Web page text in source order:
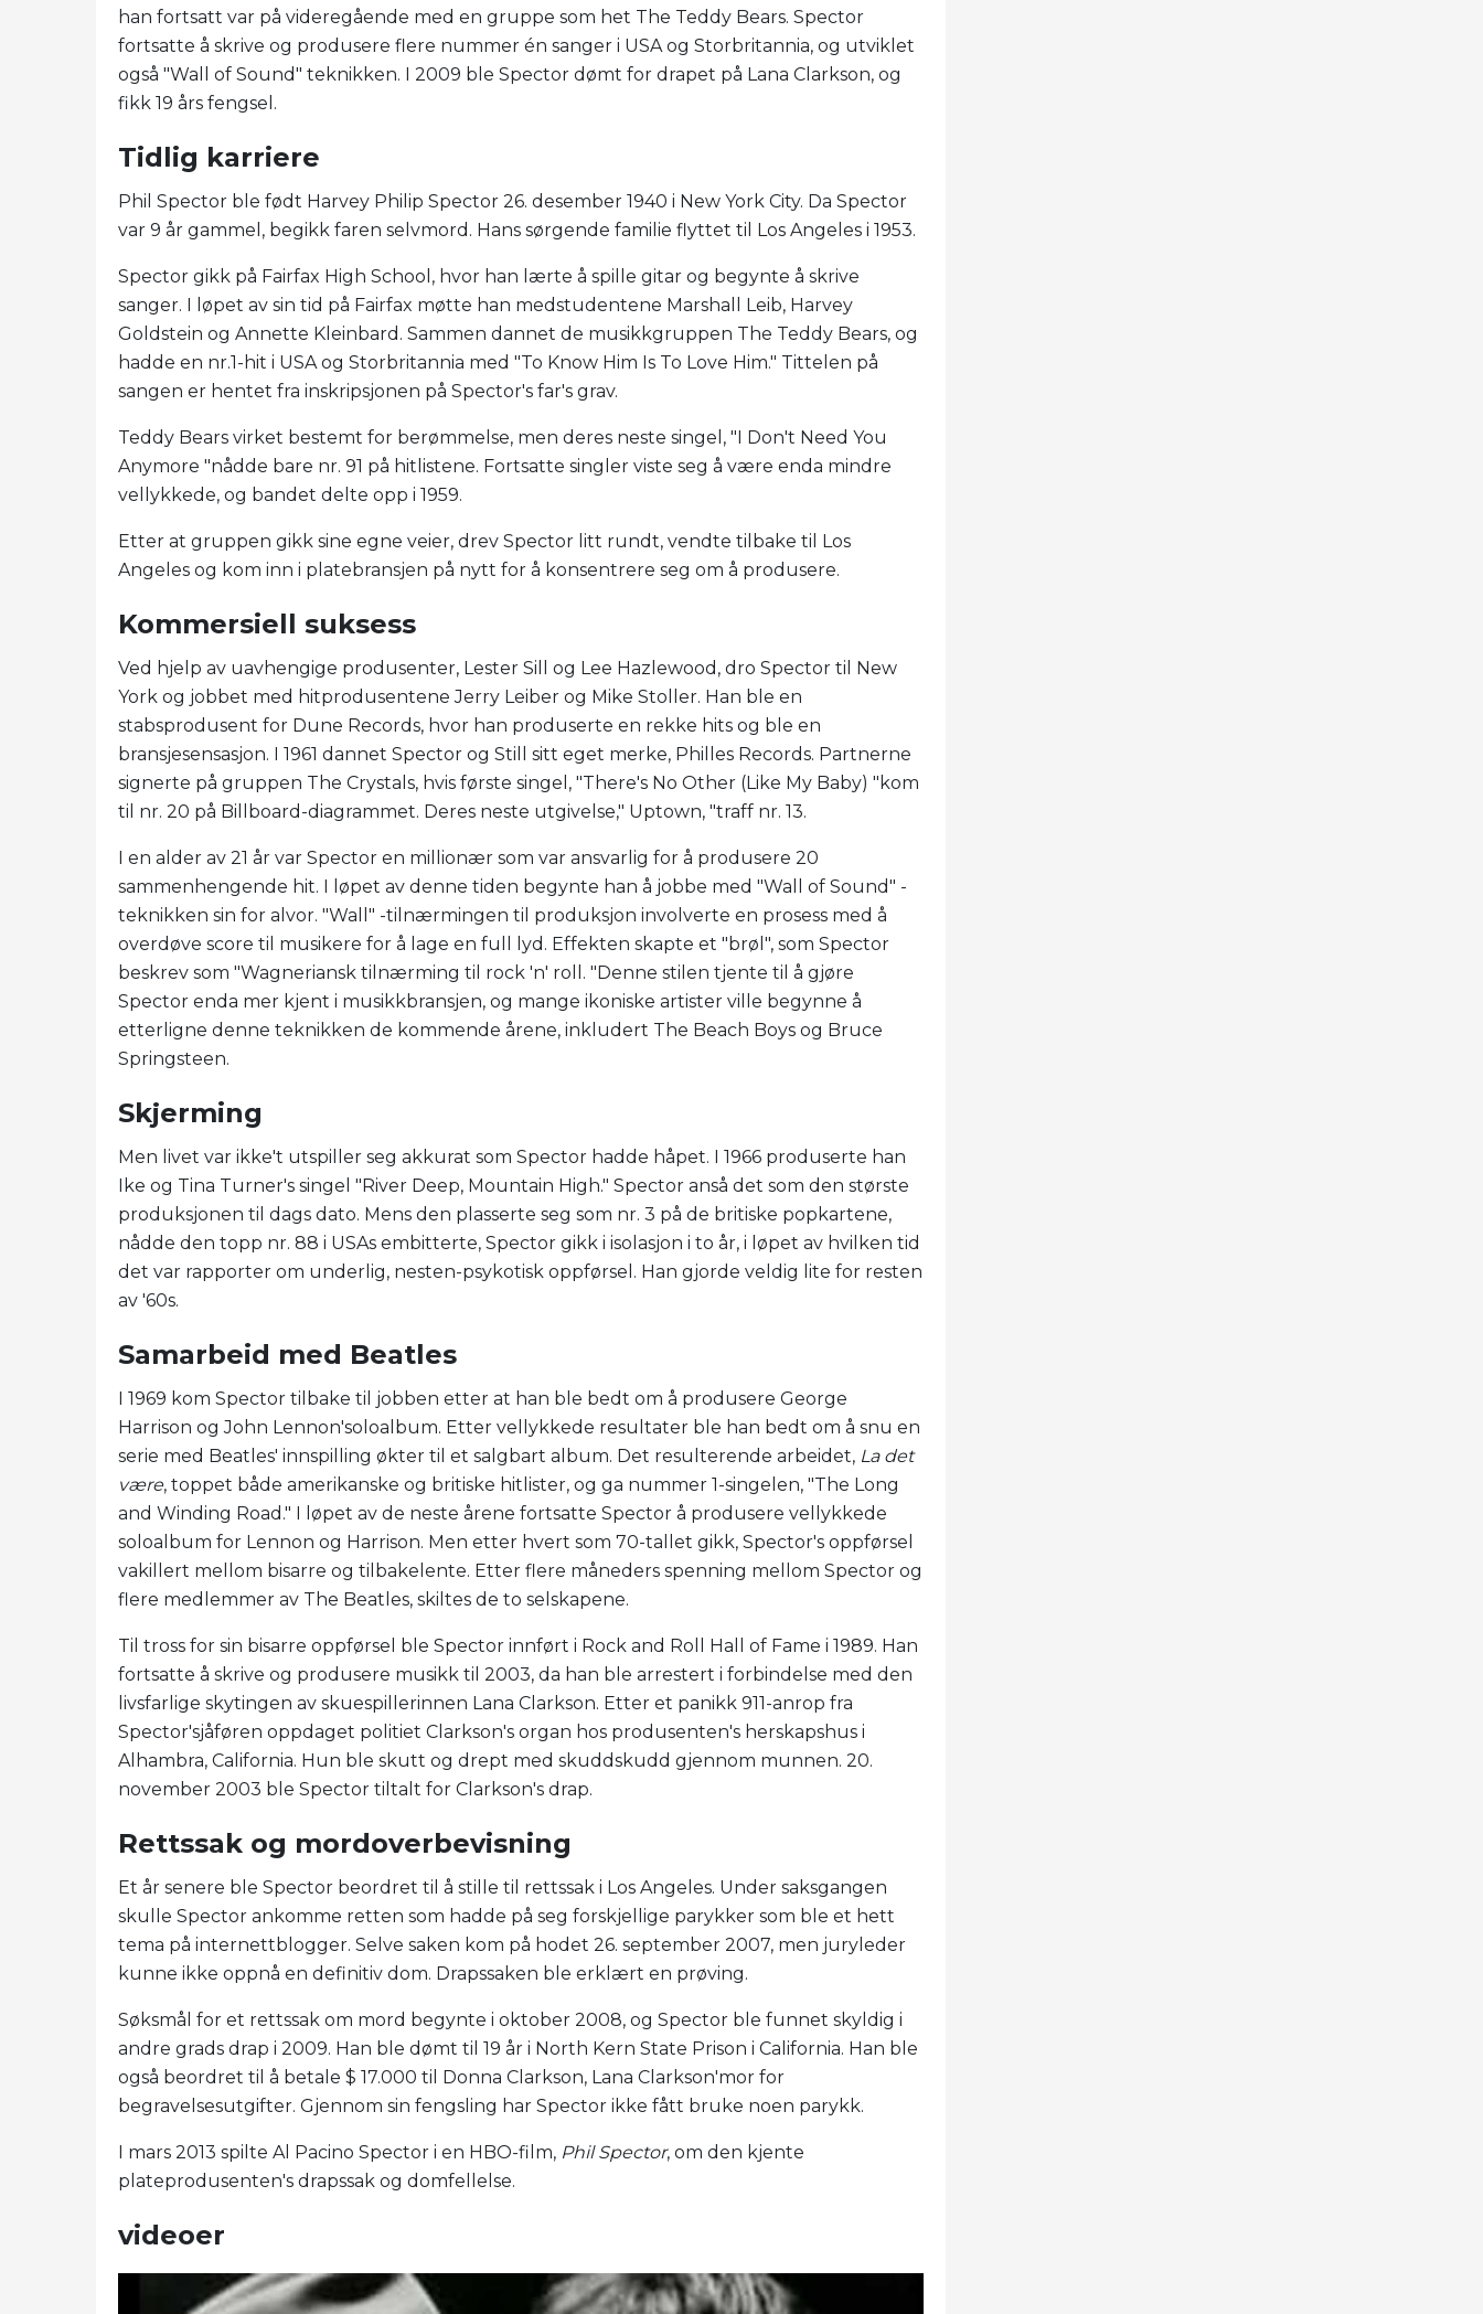
han fortsatt var på videregående med en gruppe som het The Teddy Bears. Spector
fortsatte å skrive og produsere flere nummer én sanger i USA og Storbritannia, og utviklet
også "Wall of Sound" teknikken. I 2009 ble Spector dømt for drapet på Lana Clarkson, og
fikk 19 års fengsel.
Tidlig karriere
Phil Spector ble født Harvey Philip Spector 26. desember 1940 i New York City. Da Spector
var 9 år gammel, begikk faren selvmord. Hans sørgende familie flyttet til Los Angeles i 1953.
Spector gikk på Fairfax High School, hvor han lærte å spille gitar og begynte å skrive
sanger. I løpet av sin tid på Fairfax møtte han medstudentene Marshall Leib, Harvey
Goldstein og Annette Kleinbard. Sammen dannet de musikkgruppen The Teddy Bears, og
hadde en nr.1-hit i USA og Storbritannia med "To Know Him Is To Love Him." Tittelen på
sangen er hentet fra inskripsjonen på Spector's far's grav.
Teddy Bears virket bestemt for berømmelse, men deres neste singel, "I Don't Need You
Anymore "nådde bare nr. 91 på hitlistene. Fortsatte singler viste seg å være enda mindre
vellykkede, og bandet delte opp i 1959.
Etter at gruppen gikk sine egne veier, drev Spector litt rundt, vendte tilbake til Los
Angeles og kom inn i platebransjen på nytt for å konsentrere seg om å produsere.
Kommersiell suksess
Ved hjelp av uavhengige produsenter, Lester Sill og Lee Hazlewood, dro Spector til New
York og jobbet med hitprodusentene Jerry Leiber og Mike Stoller. Han ble en
stabsprodusent for Dune Records, hvor han produserte en rekke hits og ble en
bransjesensasjon. I 1961 dannet Spector og Still sitt eget merke, Philles Records. Partnerne
signerte på gruppen The Crystals, hvis første singel, "There's No Other (Like My Baby) "kom
til nr. 20 på Billboard-diagrammet. Deres neste utgivelse," Uptown, "traff nr. 13.
I en alder av 21 år var Spector en millionær som var ansvarlig for å produsere 20
sammenhengende hit. I løpet av denne tiden begynte han å jobbe med "Wall of Sound" -
teknikken sin for alvor. "Wall" -tilnærmingen til produksjon involverte en prosess med å
overdøve score til musikere for å lage en full lyd. Effekten skapte et "brøl", som Spector
beskrev som "Wagneriansk tilnærming til rock 'n' roll. "Denne stilen tjente til å gjøre
Spector enda mer kjent i musikkbransjen, og mange ikoniske artister ville begynne å
etterligne denne teknikken de kommende årene, inkludert The Beach Boys og Bruce
Springsteen.
Skjerming
Men livet var ikke't utspiller seg akkurat som Spector hadde håpet. I 1966 produserte han
Ike og Tina Turner's singel "River Deep, Mountain High." Spector anså det som den største
produksjonen til dags dato. Mens den plasserte seg som nr. 3 på de britiske popkartene,
nådde den topp nr. 88 i USAs embitterte, Spector gikk i isolasjon i to år, i løpet av hvilken tid
det var rapporter om underlig, nesten-psykotisk oppførsel. Han gjorde veldig lite for resten
av '60s.
Samarbeid med Beatles
I 1969 kom Spector tilbake til jobben etter at han ble bedt om å produsere George
Harrison og John Lennon'soloalbum. Etter vellykkede resultater ble han bedt om å snu en
serie med Beatles' innspilling økter til et salgbart album. Det resulterende arbeidet, La det
være, toppet både amerikanske og britiske hitlister, og ga nummer 1-singelen, "The Long
and Winding Road." I løpet av de neste årene fortsatte Spector å produsere vellykkede
soloalbum for Lennon og Harrison. Men etter hvert som 70-tallet gikk, Spector's oppførsel
vakillert mellom bisarre og tilbakelente. Etter flere måneders spenning mellom Spector og
flere medlemmer av The Beatles, skiltes de to selskapene.
Til tross for sin bisarre oppførsel ble Spector innført i Rock and Roll Hall of Fame i 1989. Han
fortsatte å skrive og produsere musikk til 2003, da han ble arrestert i forbindelse med den
livsfarlige skytingen av skuespillerinnen Lana Clarkson. Etter et panikk 911-anrop fra
Spector'sjåføren oppdaget politiet Clarkson's organ hos produsenten's herskapshus i
Alhambra, California. Hun ble skutt og drept med skuddskudd gjennom munnen. 20.
november 2003 ble Spector tiltalt for Clarkson's drap.
Rettssak og mordoverbevisning
Et år senere ble Spector beordret til å stille til rettssak i Los Angeles. Under saksgangen
skulle Spector ankomme retten som hadde på seg forskjellige parykker som ble et hett
tema på internettblogger. Selve saken kom på hodet 26. september 2007, men juryleder
kunne ikke oppnå en definitiv dom. Drapssaken ble erklært en prøving.
Søksmål for et rettssak om mord begynte i oktober 2008, og Spector ble funnet skyldig i
andre grads drap i 2009. Han ble dømt til 19 år i North Kern State Prison i California. Han ble
også beordret til å betale $ 17.000 til Donna Clarkson, Lana Clarkson'mor for
begravelsesutgifter. Gjennom sin fengsling har Spector ikke fått bruke noen parykk.
I mars 2013 spilte Al Pacino Spector i en HBO-film, Phil Spector, om den kjente
plateprodusenten's drapssak og domfellelse.
videoer